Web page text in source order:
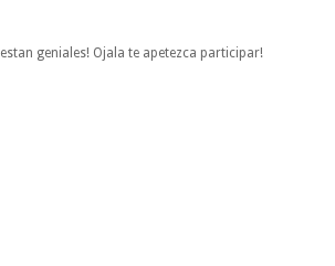
geniales! Ojala te apetezca participar!